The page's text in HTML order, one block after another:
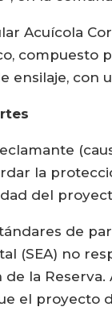
Acuícola
compuesto
ensilaje, con
la
del
de
(SEA) no
de la
el